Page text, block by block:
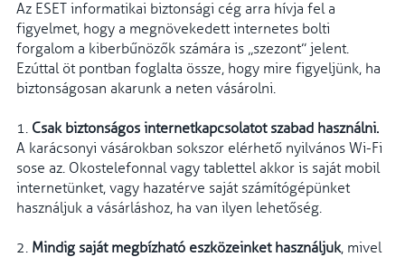
Az ESET informatikai biztonsági cég arra hívja fel a
figyelmet, hogy a megnövekedett internetes bolti
forgalom a kiberbűnözők számára is „szezont” jelent.
Ezúttal öt pontban foglalta össze, hogy mire figyeljünk, ha
biztonságosan akarunk a neten vásárolni.
1. Csak biztonságos internetkapcsolatot szabad használni.
A karácsonyi vásárokban sokszor elérhető nyilvános Wi-Fi
sose az. Okostelefonnal vagy tablettel akkor is saját mobil
internetünket, vagy hazatérve saját számítógépünket
használjuk a vásárláshoz, ha van ilyen lehetőség.
2. Mindig saját megbízható eszközeinket használjuk, mivel